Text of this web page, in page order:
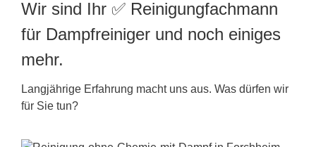
Wir sind Ihr ✅ Reinigungfachmann
für Dampfreiniger und noch einiges
mehr.
Langjährige Erfahrung macht uns aus. Was dürfen wir
für Sie tun?